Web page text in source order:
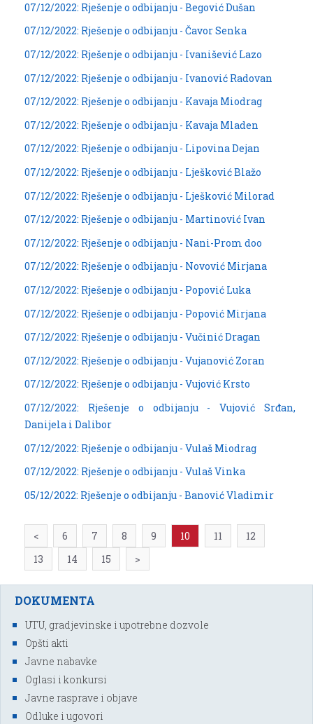
07/12/2022: Rješenje o odbijanju - Begović Dušan
07/12/2022: Rješenje o odbijanju - Čavor Senka
07/12/2022: Rješenje o odbijanju - Ivanišević Lazo
07/12/2022: Rješenje o odbijanju - Ivanović Radovan
07/12/2022: Rješenje o odbijanju - Kavaja Miodrag
07/12/2022: Rješenje o odbijanju - Kavaja Mladen
07/12/2022: Rješenje o odbijanju - Lipovina Dejan
07/12/2022: Rješenje o odbijanju - Lješković Blažo
07/12/2022: Rješenje o odbijanju - Lješković Milorad
07/12/2022: Rješenje o odbijanju - Martinović Ivan
07/12/2022: Rješenje o odbijanju - Nani-Prom doo
07/12/2022: Rješenje o odbijanju - Novović Mirjana
07/12/2022: Rješenje o odbijanju - Popović Luka
07/12/2022: Rješenje o odbijanju - Popović Mirjana
07/12/2022: Rješenje o odbijanju - Vučinić Dragan
07/12/2022: Rješenje o odbijanju - Vujanović Zoran
07/12/2022: Rješenje o odbijanju - Vujović Krsto
07/12/2022: Rješenje o odbijanju - Vujović Srđan,
Danijela i Dalibor
07/12/2022: Rješenje o odbijanju - Vulaš Miodrag
07/12/2022: Rješenje o odbijanju - Vulaš Vinka
05/12/2022: Rješenje o odbijanju - Banović Vladimir
< 6 7 8 9 10 11
12
13
14 15 >
DOKUMENTA
UTU, gradjevinske i upotrebne dozvole
Opšti akti
Javne nabavke
Oglasi i konkursi
Javne rasprave i objave
Odluke i ugovori